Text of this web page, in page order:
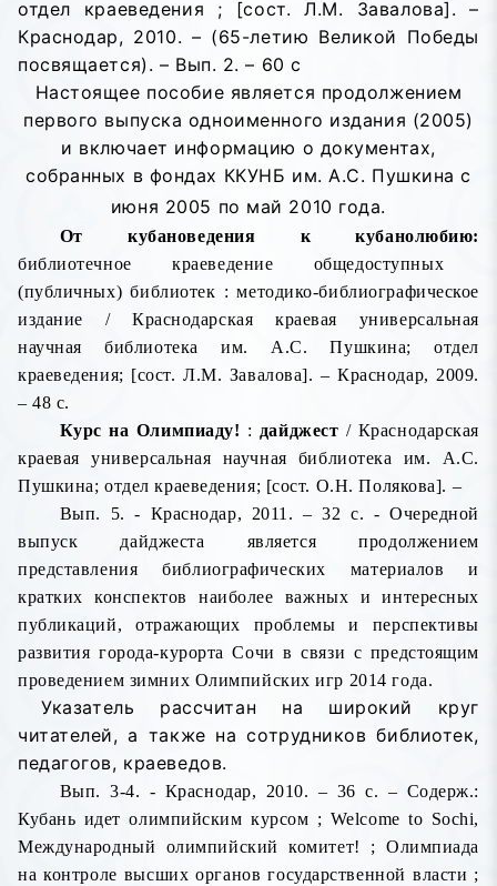
отдел краеведения ; [сост. Л.М. Завалова]. –
Краснодар, 2010. – (65-летию Великой Победы
посвящается). – Вып. 2. – 60 с
Настоящее пособие является продолжением
первого выпуска одноименного издания (2005)
и включает информацию о документах,
собранных в фондах ККУНБ им. А.С. Пушкина с
июня 2005 по май 2010 года.
От кубановедения к кубанолюбию:
библиотечное краеведение общедоступных
(публичных) библиотек : методико-библиографическое
издание / Краснодарская краевая универсальная
научная библиотека им. А.С. Пушкина; отдел
краеведения; [сост. Л.М. Завалова]. – Краснодар, 2009.
– 48 с.
Курс на Олимпиаду! : дайджест / Краснодарская
краевая универсальная научная библиотека им. А.С.
Пушкина; отдел краеведения; [сост. О.Н. Полякова]. –
Вып. 5. - Краснодар, 2011. – 32 с. - Очередной
выпуск дайджеста является продолжением
представления библиографических материалов и
кратких конспектов наиболее важных и интересных
публикаций, отражающих проблемы и перспективы
развития города-курорта Сочи в связи с предстоящим
проведением зимних Олимпийских игр 2014 года.
Указатель рассчитан на широкий круг
читателей, а также на сотрудников библиотек,
педагогов, краеведов.
Вып. 3-4. - Краснодар, 2010. – 36 с. – Содерж.:
Кубань идет олимпийским курсом ; Welcome to Sochi,
Международный олимпийский комитет! ; Олимпиада
на контроле высших органов государственной власти ;